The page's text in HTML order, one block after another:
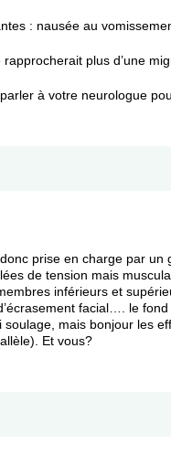
: nausée au
plus d’une
à votre neurologue
prise en charge par
de tension mais
inférieurs et
facial…. le
soulage, mais bonjour les
Et vous?